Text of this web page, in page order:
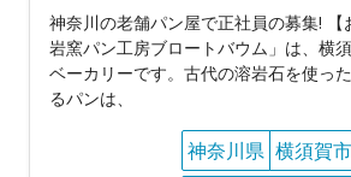
神奈川の老舗パン屋で正社員の募集! 【
岩窯パン工房ブロートバウム」は、横
ベーカリーです。古代の溶岩石を使っ
るパンは、
神奈川県 横須賀市